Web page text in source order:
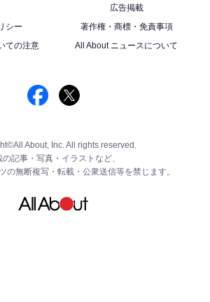
グ バナナ、ラー油えびせん、贅沢な
うゆ、国産フルーツミックスこんに
ジュレ 小原紅早生みかん、北海道小
ス、カラーエコスペシャル（グリー
クス【素麺アレンジセット】
広告掲載
シー
著作権・商標・免責事項
ての注意
All About ニュースについて
About, Inc. All rights reserved.
の記事・写真・イラストなど、
の無断複写・転載・公衆送信等を禁じます。